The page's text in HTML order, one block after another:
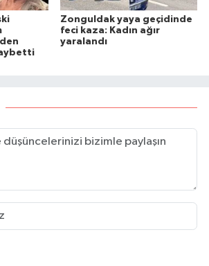
Zonguldak yaya geçidinde
feci kaza: Kadın ağır
yaralandı
kaza: 18 yaşındaki Miraç